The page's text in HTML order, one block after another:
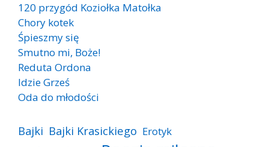
120 przygód Koziołka Matołka
Chory kotek
Śpieszmy się
Smutno mi, Boże!
Reduta Ordona
Idzie Grześ
Oda do młodości
Bajki Bajki Krasickiego Erotyk